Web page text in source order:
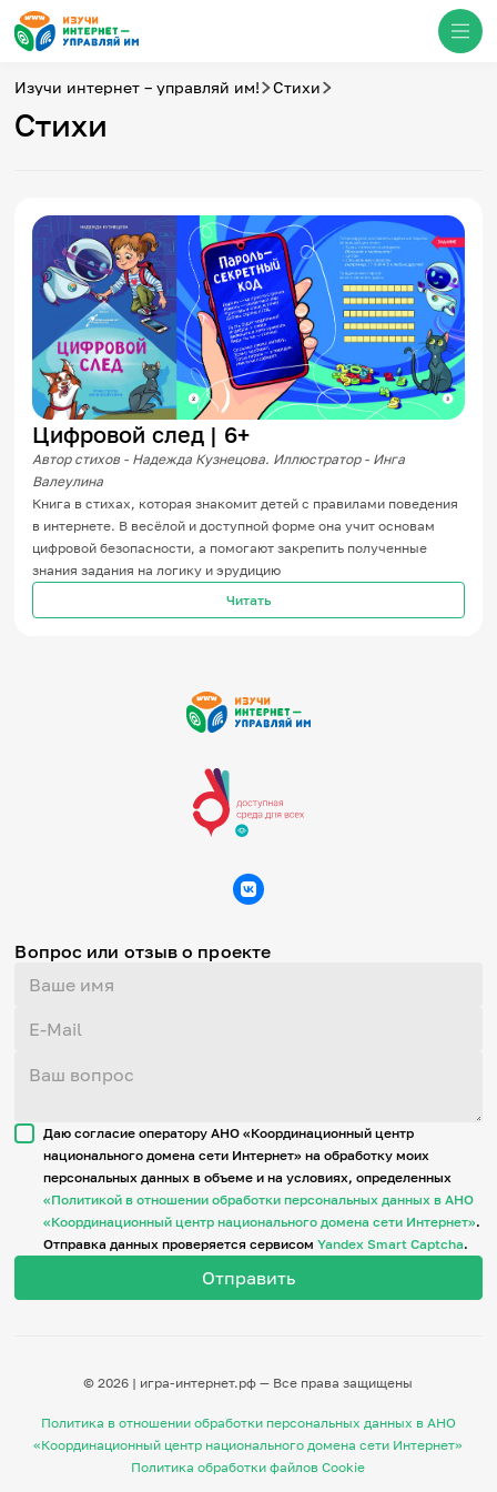
Новости
Фотогалерея
Видео
Инфографики
Презентации
Кибершкола
Итоги событий
Личный кабинет
English
События
Итоги событий
Игры и тренажеры
Игра «Знания»
Знания в тестах
Викторина
Изучи интернет – управляй им! Стихи
Стихи
Цифровой след | 6+
Автор стихов - Надежда Кузнецова. Иллюстратор - Инга
Валеулина
Книга в стихах, которая знакомит детей с правилами поведения
в интернете. В весёлой и доступной форме она учит основам
цифровой безопасности, а помогают закрепить полученные
знания задания на логику и эрудицию
Читать
Вопрос или отзыв о проекте
Даю согласие оператору АНО «Координационный центр
национального домена сети Интернет» на обработку моих
персональных данных в объеме и на условиях, определенных
«Политикой в отношении обработки персональных данных в АНО
«Координационный центр национального домена сети Интернет».
Отправка данных проверяется сервисомYandex Smart Captcha.
© 2026 | игра-интернет.рф — Все права защищены
Политика в отношении обработки персональных данных в АНО
«Координационный центр национального домена сети Интернет»
Политика обработки файлов Cookie